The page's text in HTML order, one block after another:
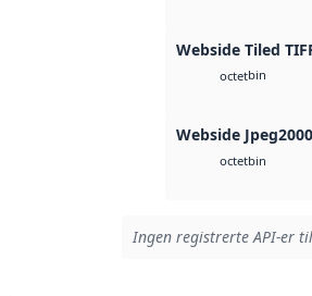
Webside Tiled
octetbin
Webside Jpeg2000
octetbin
Ingen registrerte API-er